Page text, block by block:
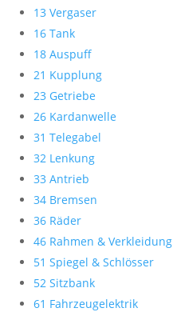
13 Vergaser
16 Tank
18 Auspuff
21 Kupplung
23 Getriebe
26 Kardanwelle
31 Telegabel
32 Lenkung
33 Antrieb
34 Bremsen
36 Räder
46 Rahmen & Verkleidung
51 Spiegel & Schlösser
52 Sitzbank
61 Fahrzeugelektrik